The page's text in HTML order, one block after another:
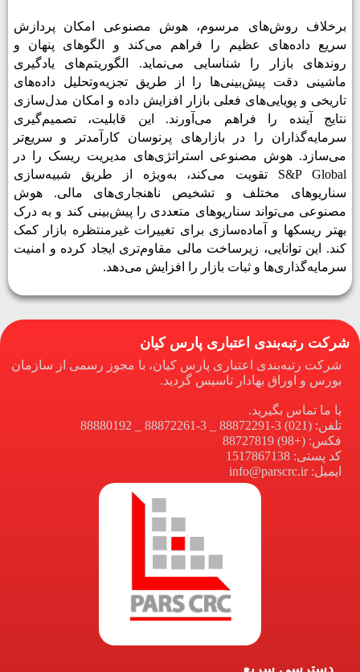
برخلاف روش‌های مرسوم، هوش مصنوعی امکان پردازش
سریع داده‌های عظیم را فراهم می‌کند و الگوهای پنهان و
روندهای بازار را شناسایی می‌نماید. الگوریتم‌های یادگیری
ماشینی دقت پیش‌بینی‌ها را از طریق تجزیه‌وتحلیل داده‌های
تاریخی و پویایی‌های فعلی بازار افزایش داده و امکان مدل‌سازی
نتایج آینده را فراهم می‌آورند. این قابلیت، تصمیم‌گیری
سرمایه‌گذاران را در بازارهای پرنوسان کارآمدتر و سریع‌تر
می‌سازد. هوش مصنوعی استراتژی‌های مدیریت ریسک را در
S&P Global
تقویت می‌کند، به‌ویژه از طریق شبیه‌سازی
سناریوهای مختلف و تشخیص ناهنجاری‌های مالی. هوش
مصنوعی می‌تواند سناریوهای متعددی را پیش‌بینی کند و به درک
بهتر ریسک­ها و آماده‌سازی برای تغییرات غیرمنتظره بازار کمک
کند. این توانایی، زیرساخت مالی مقاوم‌تری ایجاد کرده و امنیت
سرمایه‌گذاری‌ها و ثبات بازار را افزایش می‌دهد.
شرکت رتبه‌بندی اعتباری پارس کیان
شرکت رتبه‌بندی اعتباری پارس کیان، با مجوز رسمی از سازمان
بورس و اوراق بهادار تاسیس گردید.
با ما تماس بگیرید.
تلفن: (021) 3-88872291 _ 3-88872261 _ 88880192
فکس: (+98) 88727819
کد پستی: 1517867138
ایمیل: info@parscrc.ir
دسترسی سریع